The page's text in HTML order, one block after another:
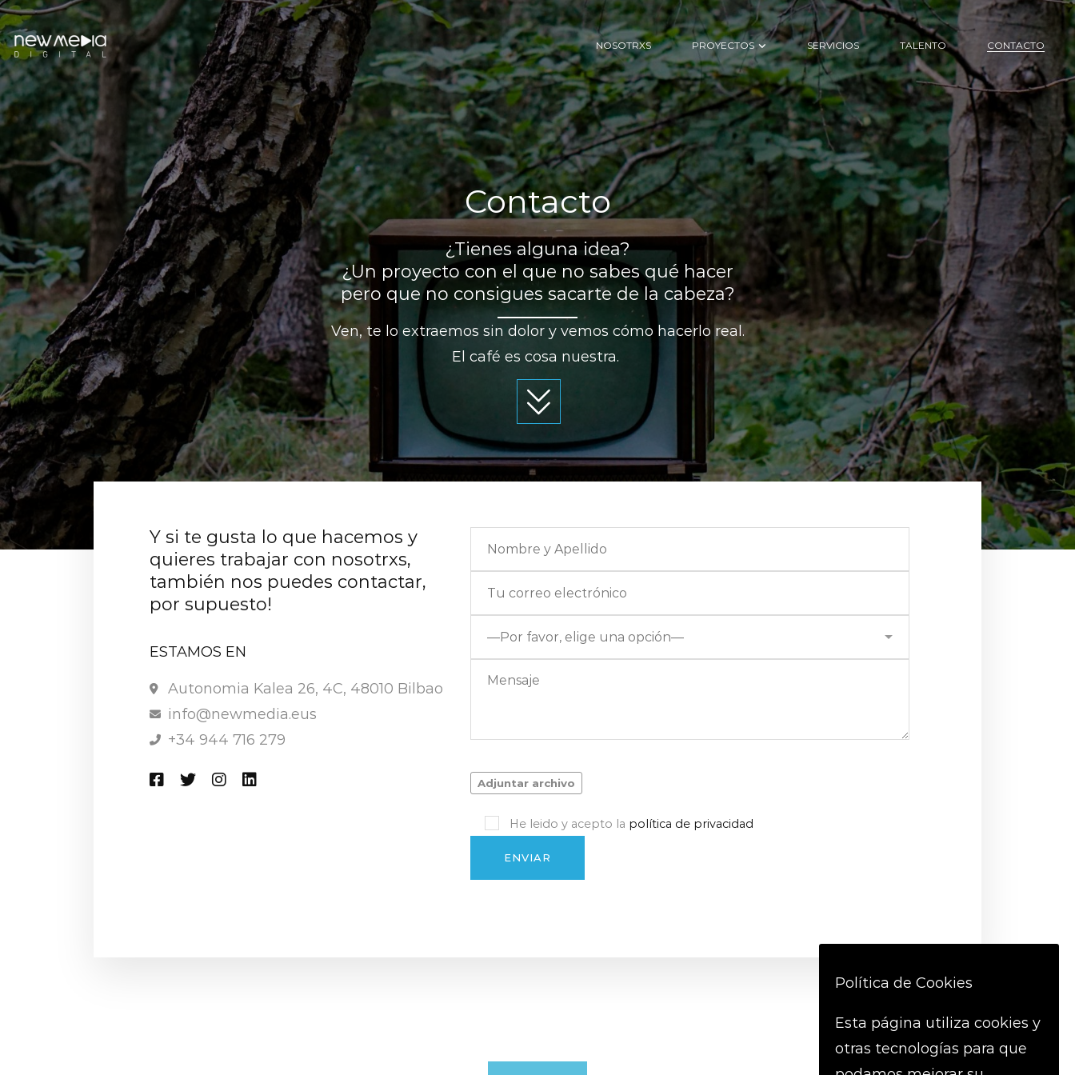
NOSOTRXS PROYECTOS SERVICIOS TALENTO CONTACTO
Contacto
¿Tienes alguna idea?
¿Un proyecto con el que no sabes qué hacer
pero que no consigues sacarte de la cabeza?
Ven, te lo extraemos sin dolor y vemos cómo hacerlo real.
El café es cosa nuestra.
Y si te gusta lo que hacemos y
quieres trabajar con nosotrxs,
también nos puedes contactar,
por supuesto!
ESTAMOS EN
Autonomia Kalea 26, 4C, 48010 Bilbao
info@newmedia.eus
+34 944 716 279
He leido y acepto la política de privacidad
Política de Cookies
Esta página utiliza cookies y
otras tecnologías para que